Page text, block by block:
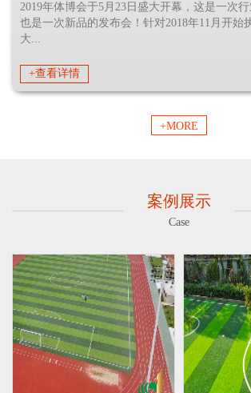
2019年体博会于5月23日盛大开幕，这是一次行
也是一次新品的发布会！针对2018年11月开始
大...
+查看详情
+MORE
案例展示
Case